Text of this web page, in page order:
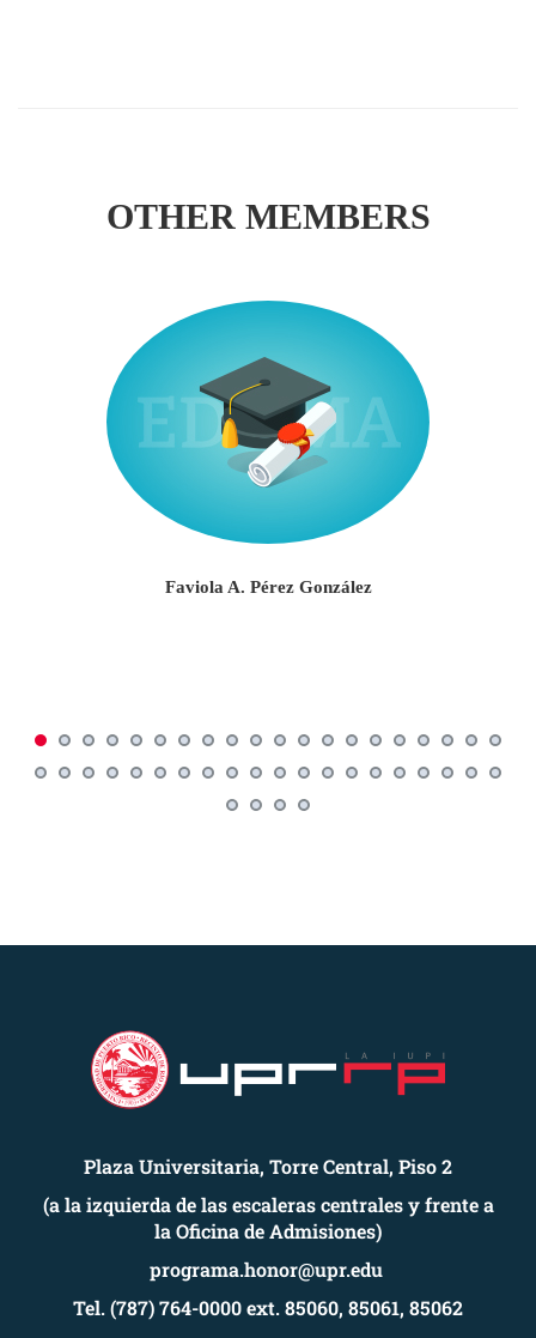
OTHER MEMBERS
Faviola A. Pérez González
Plaza Universitaria, Torre Central, Piso 2
(a la izquierda de las escaleras centrales y frente a
la Oficina de Admisiones)
programa.honor@upr.edu
Tel. (787) 764-0000 ext. 85060, 85061, 85062